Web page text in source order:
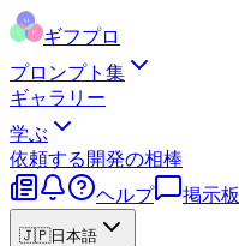
ギフプロ
プロンプト集
ギャラリー
学ぶ
依頼する 開発の相棒
ヘルプ
掲示板
🇯🇵日本語